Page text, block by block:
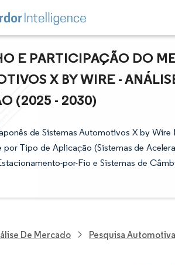
E PARTICIPAÇÃO DO
X BY WIRE -
(2025 - 2030)
de Sistemas Automotivos X by
Tipo de Aplicação (Sistemas de
por-Fio e Sistemas de
De Mercado Pesquisa Automotiva